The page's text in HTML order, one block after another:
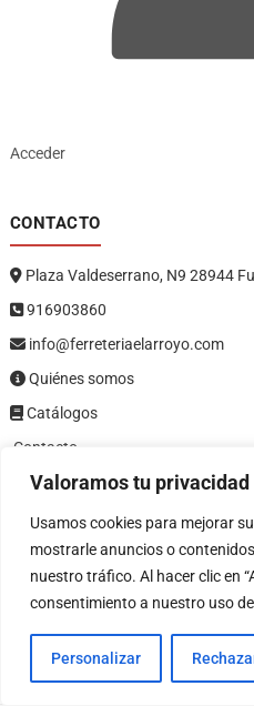
Valoramos tu privacidad
Usamos cookies para mejorar
mostrarle anuncios o
nuestro tráfico. Al hacer clic en
consentimiento a nuestro uso
Personalizar
Acceder
CONTACTO
Plaza Valdeserrano, N9 28944
916903860
info@ferreteriaelarroyo.com
Quiénes somos
Catálogos
Contacto
LEGAL
Política de privacidad
Política de devoluciones y
Aviso legal